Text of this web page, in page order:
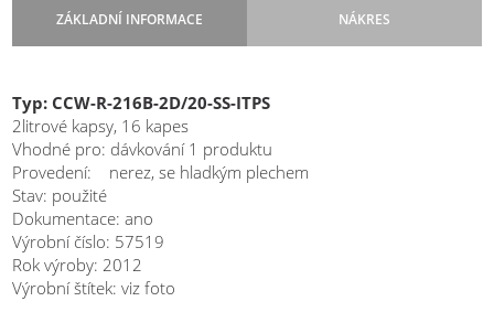
ZÁKLADNÍ INFORMACE
Typ: CCW-R-216B-2D/20-SS-ITPS
2litrové kapsy, 16 kapes
Vhodné pro: dávkování 1 produktu
Provedení: nerez, se hladkým plechem
Stav: použité
Dokumentace: ano
Výrobní číslo: 57519
Rok výroby: 2012
Výrobní štítek: viz foto
NÁKRES
Zaujaly vás tyto kombinační váhy
ISHIDA?